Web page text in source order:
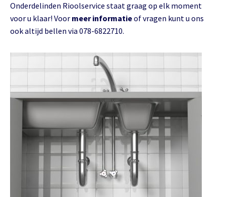
Onderdelinden Rioolservice staat graag op elk moment
voor u klaar! Voor meer informatieof vragen kunt u ons
ook altijd bellen via 078-6822710.